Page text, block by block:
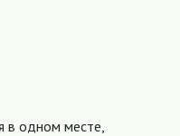
в одном месте,